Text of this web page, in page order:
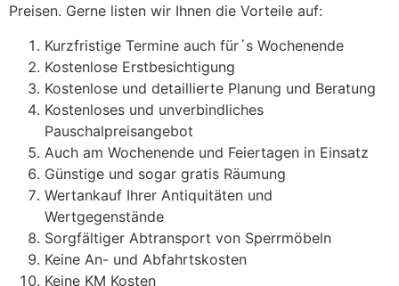
Preisen. Gerne listen wir Ihnen die Vorteile auf:
Kurzfristige Termine auch für´s Wochenende
Kostenlose Erstbesichtigung
Kostenlose und detaillierte Planung und Beratung
Kostenloses und unverbindliches
Pauschalpreisangebot
Auch am Wochenende und Feiertagen in Einsatz
Günstige und sogar gratis Räumung
Wertankauf Ihrer Antiquitäten und
Wertgegenstände
Sorgfältiger Abtransport von Sperrmöbeln
Keine An- und Abfahrtskosten
Keine KM Kosten